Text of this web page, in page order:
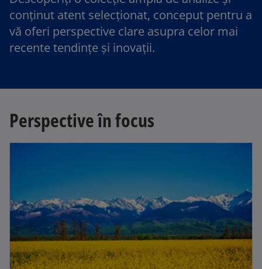
conținut atent selecționat, conceput pentru a
vă oferi perspective clare asupra celor mai
recente tendințe și inovații.
Perspective în focus